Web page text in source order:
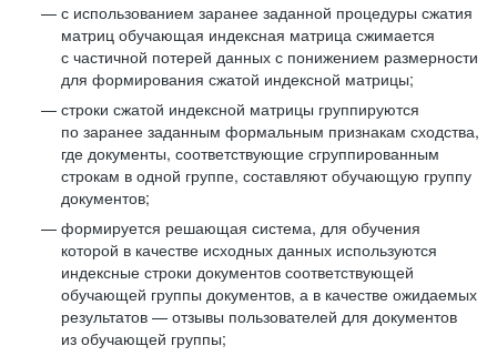
с использованием заранее заданной процедуры сжатия
матриц обучающая индексная матрица сжимается
с частичной потерей данных с понижением размерности
для формирования сжатой индексной матрицы;
строки сжатой индексной матрицы группируются
по заранее заданным формальным признакам сходства,
где документы, соответствующие сгруппированным
строкам в одной группе, составляют обучающую группу
документов;
формируется решающая система, для обучения
которой в качестве исходных данных используются
индексные строки документов соответствующей
обучающей группы документов, а в качестве ожидаемых
результатов — отзывы пользователей для документов
из обучающей группы;